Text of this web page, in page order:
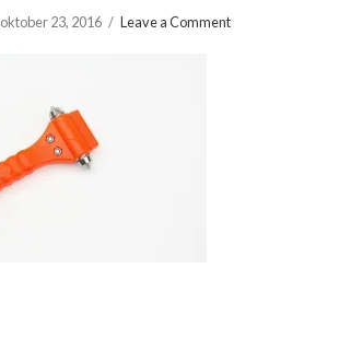
oktober 23, 2016 Leave a Comment